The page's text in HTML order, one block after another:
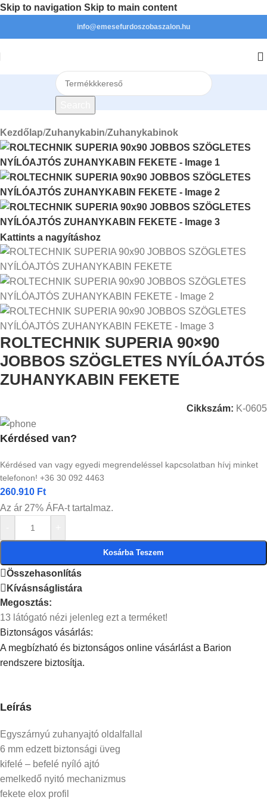
Skip to navigation Skip to main content
info@emesefurdoszobaszalon.hu
Kezdőlap/Zuhanykabin/Zuhanykabinok
Kattints a nagyításhoz
ROLTECHNIK SUPERIA 90×90
JOBBOS SZÖGLETES NYÍLÓAJTÓS
ZUHANYKABIN FEKETE
Cikkszám: K-0605
Kérdésed van?
Kérdésed van vagy egyedi megrendeléssel kapcsolatban hívj minket
telefonon! +36 30 092 4463
260.910 Ft
Az ár 27% ÁFA-t tartalmaz.
Kosárba Teszem
Összehasonlítás
Kívásnságlistára
Megosztás:
13 látógató nézi jelenleg ezt a terméket!
Biztonságos vásárlás:
A megbízható és biztonságos online vásárlást a Barion
rendszere biztosítja.
Leírás
Egyszárnyú zuhanyajtó oldalfallal
6 mm edzett biztonsági üveg
kifelé – befelé nyíló ajtó
emelkedő nyitó mechanizmus
fekete elox profil